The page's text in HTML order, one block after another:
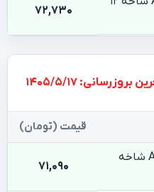
72,730
بروزرسانی: 1405/5/17
قیمت (تومان)
میلگرد آجدار آناهیتا گیلان 8 A2 شاخه
71,090